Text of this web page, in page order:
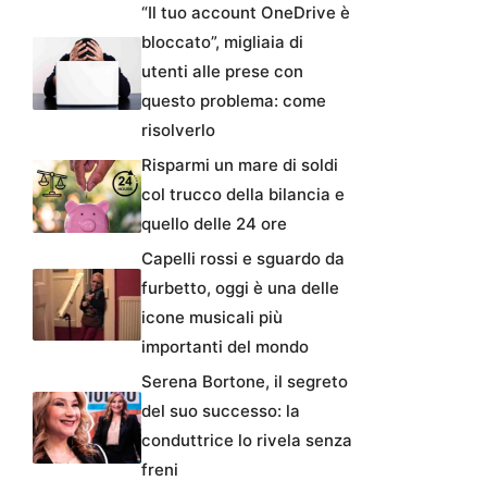
“Il tuo account OneDrive è
bloccato”, migliaia di
utenti alle prese con
questo problema: come
risolverlo
Risparmi un mare di soldi
col trucco della bilancia e
quello delle 24 ore
Capelli rossi e sguardo da
furbetto, oggi è una delle
icone musicali più
importanti del mondo
Serena Bortone, il segreto
del suo successo: la
conduttrice lo rivela senza
freni